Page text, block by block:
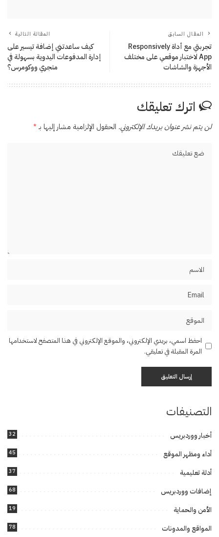
المقال السابق
تجربتي مع أداة Responsively
App لاختبار موقعي على مختلف
الأجهزة والشاشات
المقالة التالية
كيف ساعدتني إضافة تيسير على
إدارة المدفوعات اليدوية بسهولة في
متجري ووكومرس؟
اترك تعليقك
لن يتم نشر عنوان بريدك الإلكتروني. الحقول الإلزامية مشار إليها بـ*
احفظ اسمي، بريدي الإلكتروني، والموقع الإلكتروني في هذا المتصفح لاستخدامها
المرة المقبلة في تعليقي.
التصنيفات
أخبار ووردبريس 32
أداء ومظهر الموقع 45
أدلة تعليمية 37
إضافات ووردبريس 68
الأمن والحماية 19
المواقع والمدونات 78